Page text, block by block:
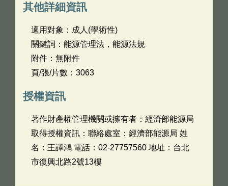
其他詳細資訊
適用對象：成人(學術性)
關鍵詞：能源管理法，能源法規
附件：無附件
頁/張/片數：3063
授權資訊
著作財產權管理機關或擁有者：經濟部能源局
取得授權資訊：聯絡處室：經濟部能源局 姓
名：王譯鴻 電話：02-27757560 地址：台北
市復興北路2號13樓